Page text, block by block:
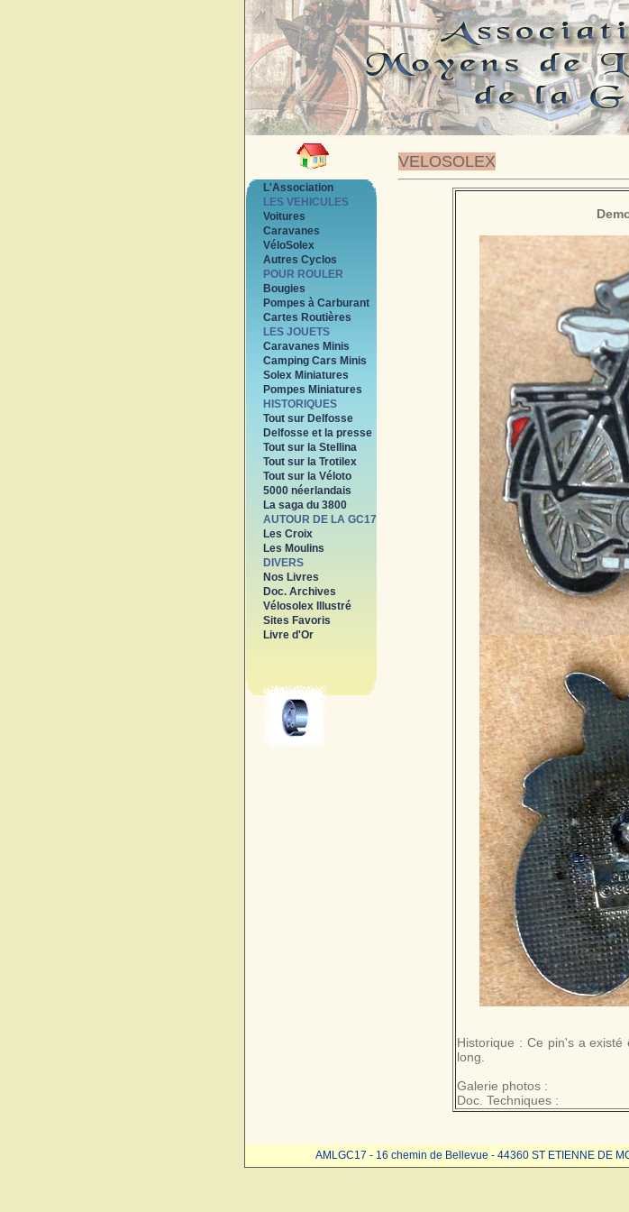
VELOSOLEX
L'Association
LES VEHICULES
Voitures
Caravanes
VéloSolex
Autres Cyclos
POUR ROULER
Bougies
Pompes à Carburant
Cartes Routières
LES JOUETS
Caravanes Minis
Camping Cars Minis
Solex Miniatures
Pompes Miniatures
HISTORIQUES
Tout sur Delfosse
Delfosse et la presse
Tout sur la Stellina
Tout sur la Trotilex
Tout sur la Véloto
5000 néerlandais
La saga du 3800
AUTOUR DE LA GC17
Les Croix
Les Moulins
DIVERS
Nos Livres
Doc. Archives
Vélosolex Illustré
Sites Favoris
Livre d'Or
Historique : Ce pin's a
long.
Galerie photos :
Doc. Techniques :
AMLGC17 - 16 chemin de Bellevue - 44360 ST ETIENNE DE